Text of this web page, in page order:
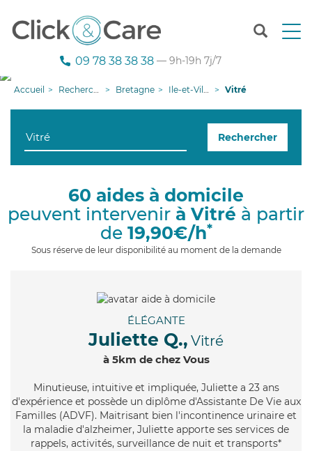
T
n
g
i
09 78 38 38 38 — 9h-19h 7j/7
Accueil Recherche aide à domicile Bretagne Ile-et-Vilaine Vitré
Rechercher
60 aides à domicile
peuvent intervenir à Vitré à partir
de 19,90€/h*
Sous réserve de leur disponibilité au moment de la demande
ÉLÉGANTE
Juliette Q., Vitré
à 5km de chez Vous
Minutieuse, intuitive et impliquée, Juliette a 23 ans
d'expérience et possède un diplôme d'Assistante De Vie aux
Familles (ADVF). Maitrisant bien l'incontinence urinaire et
la maladie d'alzheimer, Juliette apporte ses services de
rappels, activités, surveillance de nuit et transports*